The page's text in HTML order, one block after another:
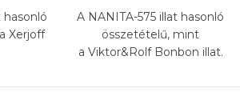
Xerjoff
A NANITA-575 illat hasonló
összetételű, mint
a Viktor&Rolf Bonbon illat.